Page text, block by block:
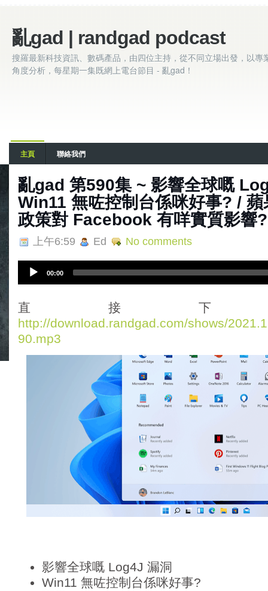
亂gad | randgad podcast
搜羅最新科技資訊、數碼產品，由四位主持，從不同立場出發，以專
角度分析，每星期一集既網上電台節目 - 亂gad！
主頁 聯絡我們
亂‌‌‌gad‌‌‌ ‌‌‌‌‌第‌‌‌590集 ~ 影響全球嘅
Win11 無咗控制台係咪好事? /
政策對 Facebook 有咩實質影響?
上午6:59 Ed No comments
i
o
P
l
00:00
直接
http://download.randgad.com/shows/
90.mp3
影響全球嘅 Log4J 漏洞
Win11 無咗控制台係咪好事?